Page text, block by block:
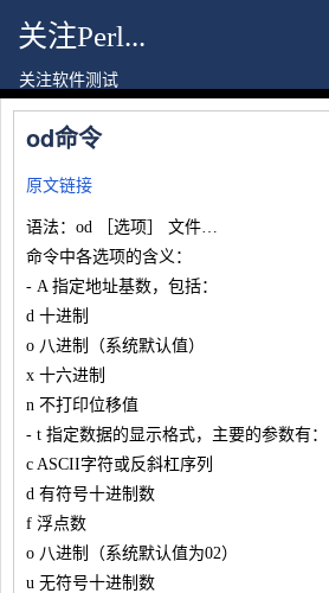
关注Perl...
关注软件测试
od命令
原文链接
语法：od ［选项］ 文件…
命令中各选项的含义：
- A 指定地址基数，包括：
d 十进制
o 八进制（系统默认值）
x 十六进制
n 不打印位移值
- t 指定数据的显示格式，主要的参数有：
c ASCII字符或反斜杠序列
d 有符号十进制数
f 浮点数
o 八进制（系统默认值为02）
u 无符号十进制数